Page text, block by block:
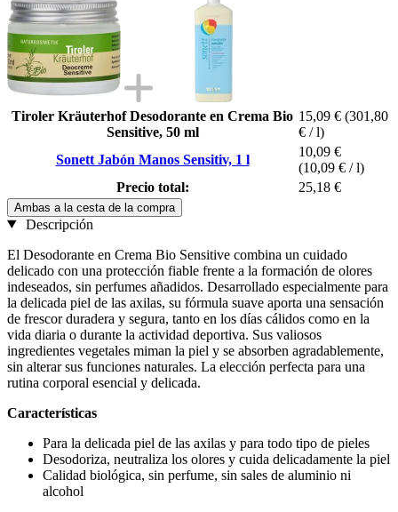
Tiroler Kräuterhof Desodorante en Crema Bio
Sensitive, 50 ml
15,09 € (301,80
€ / l)
Sonett Jabón Manos Sensitiv, 1 l
10,09 €
(10,09 € / l)
Precio total:
25,18 €
Ambas a la cesta de la compra
Descripción
El Desodorante en Crema Bio Sensitive combina un cuidado
delicado con una protección fiable frente a la formación de olores
indeseados, sin perfumes añadidos. Desarrollado especialmente para
la delicada piel de las axilas, su fórmula suave aporta una sensación
de frescor duradera y segura, tanto en los días cálidos como en la
vida diaria o durante la actividad deportiva. Sus valiosos
ingredientes vegetales miman la piel y se absorben agradablemente,
sin alterar sus funciones naturales. La elección perfecta para una
rutina corporal esencial y delicada.
Características
Para la delicada piel de las axilas y para todo tipo de pieles
Desodoriza, neutraliza los olores y cuida delicadamente la piel
Calidad biológica, sin perfume, sin sales de aluminio ni
alcohol